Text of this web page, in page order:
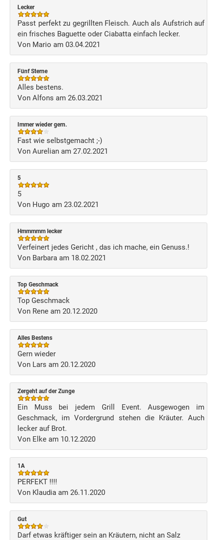
Lecker
Passt perfekt zu gegrillten Fleisch. Auch als Aufstrich auf
ein frisches Baguette oder Ciabatta einfach lecker.
Von Mario am 03.04.2021
Fünf Sterne
Alles bestens.
Von Alfons am 26.03.2021
Immer wieder gern.
Fast wie selbstgemacht ;-)
Von Aurelian am 27.02.2021
5
5
Von Hugo am 23.02.2021
Hmmmmm lecker
Verfeinert jedes Gericht , das ich mache, ein Genuss.!
Von Barbara am 18.02.2021
Top Geschmack
Top Geschmack
Von Rene am 20.12.2020
Alles Bestens
Gern wieder
Von Lars am 20.12.2020
Zergeht auf der Zunge
Ein Muss bei jedem Grill Event. Ausgewogen im
Geschmack, im Vordergrund stehen die Kräuter. Auch
lecker auf Brot.
Von Elke am 10.12.2020
1A
PERFEKT !!!!
Von Klaudia am 26.11.2020
Gut
Darf etwas kräftiger sein an Kräutern, nicht an Salz